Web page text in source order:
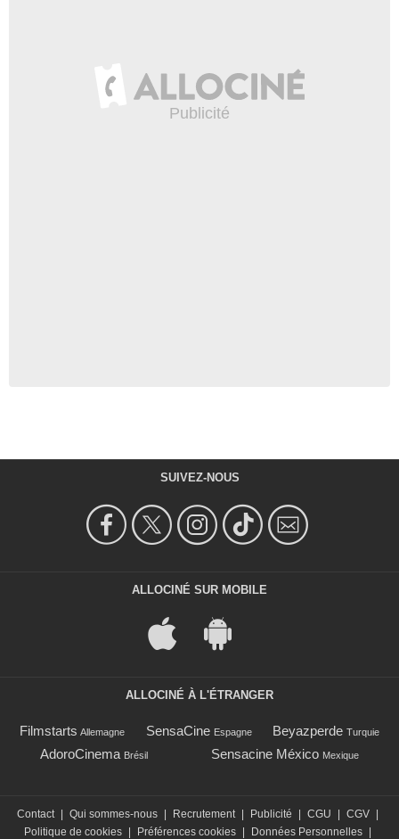
SUIVEZ-NOUS
ALLOCINÉ SUR MOBILE
ALLOCINÉ À L'ÉTRANGER
Filmstarts Allemagne SensaCine Espagne Beyazperde Turquie
AdoroCinema Brésil Sensacine México Mexique
Contact Qui sommes-nous Recrutement Publicité CGU CGV
Politique de cookies
Préférences cookies Données Personnelles